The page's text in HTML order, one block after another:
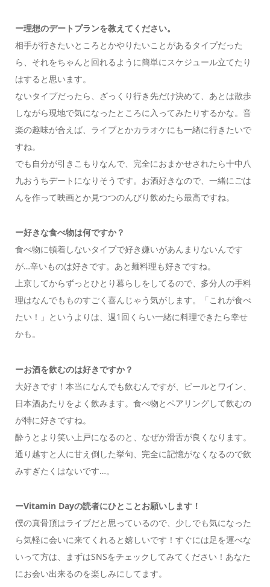
ー理想のデートプランを教えてください。
相手が行きたいところとかやりたいことがあるタイプだった
ら、それをちゃんと回れるように簡単にスケジュール立てたり
はすると思います。
ないタイプだったら、ざっくり行き先だけ決めて、あとは散歩
しながら現地で気になったところに入ってみたりするかな。音
楽の趣味が合えば、ライブとかカラオケにも一緒に行きたいで
すね。
でも自分が引きこもりなんで、完全におまかせされたら十中八
九おうちデートになりそうです。お酒好きなので、一緒にごは
んを作って映画とか見つつのんびり飲めたら最高ですね。
ー好きな食べ物は何ですか？
食べ物に頓着しないタイプで好き嫌いがあんまりないんです
が…辛いものは好きです。あと麺料理も好きですね。
上京してからずっとひとり暮らしをしてるので、多分人の手料
理はなんでもものすごく喜んじゃう気がします。「これが食べ
たい！」というよりは、週1回くらい一緒に料理できたら幸せ
かも。
ーお酒を飲むのは好きですか？
大好きです！本当になんでも飲むんですが、ビールとワイン、
日本酒あたりをよく飲みます。食べ物とペアリングして飲むの
が特に好きですね。
酔うとより笑い上戸になるのと、なぜか滑舌が良くなります。
通り越すと人に甘え倒した挙句、完全に記憶がなくなるので飲
みすぎたくはないです…。
ーVitamin Dayの読者にひとことお願いします！
僕の真骨頂はライブだと思っているので、少しでも気になった
ら気軽に会いに来てくれると嬉しいです！すぐには足を運べな
いって方は、まずはSNSをチェックしてみてください！あなた
にお会い出来るのを楽しみにしてます。